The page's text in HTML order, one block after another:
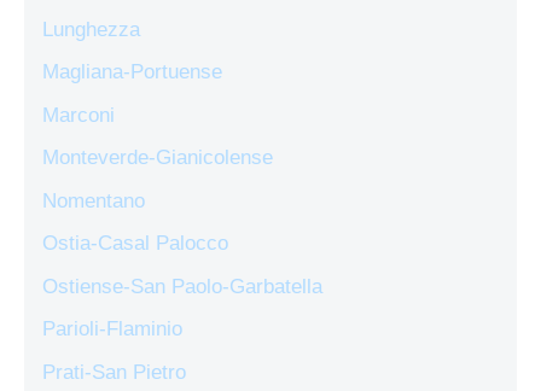
Lunghezza
Magliana-Portuense
Marconi
Monteverde-Gianicolense
Nomentano
Ostia-Casal Palocco
Ostiense-San Paolo-Garbatella
Parioli-Flaminio
Prati-San Pietro